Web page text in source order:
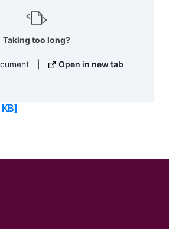
Taking too long?
Open in new tab